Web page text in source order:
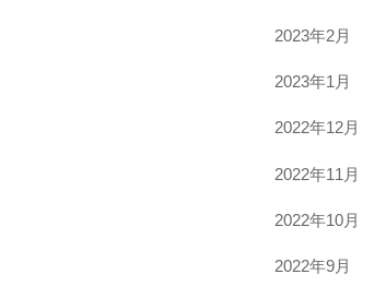
2023年2月
2023年1月
2022年12月
2022年11月
2022年10月
2022年9月